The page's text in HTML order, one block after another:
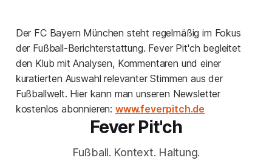
Der FC Bayern München steht regelmäßig im Fokus
der Fußball-Berichterstattung. Fever Pit'ch begleitet
den Klub mit Analysen, Kommentaren und einer
kuratierten Auswahl relevanter Stimmen aus der
Fußballwelt. Hier kann man unseren Newsletter
kostenlos abonnieren: www.feverpitch.de
Fever Pit'ch
Fußball. Kontext. Haltung.